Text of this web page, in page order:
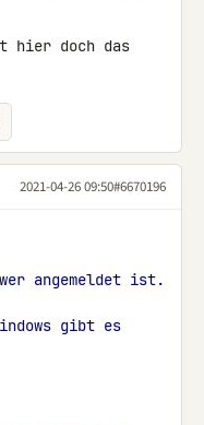
hier doch das
2021-04-26 09:50#6670196
angemeldet ist.
gibt es